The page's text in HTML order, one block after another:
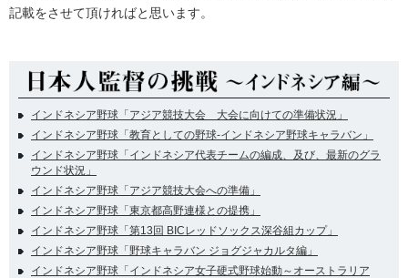
記載をさせて頂ければと思います。
インドネシア野球「アジア競技大会 大会に向けての準備状況」
インドネシア野球「教育としての野球-インドネシア野球キャラバン」
インドネシア野球「インドネシア代表チームの編成、及び、最新のグラ
ウンド状況」
インドネシア野球「アジア競技大会への準備」
インドネシア野球「東京都高野連様との提携」
インドネシア野球「第13回 BICレッドソックス深谷組カップ」
インドネシア野球「野球キャラバン ジョグジャカルタ編」
インドネシア野球「インドネシア女子硬式野球始動～オーストラリア